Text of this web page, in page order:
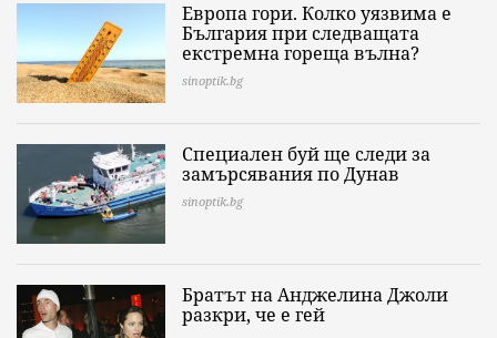
Европа гори. Колко уязвима е
България при следващата
екстремна гореща вълна?
sinoptik.bg
Специален буй ще следи за
замърсявания по Дунав
sinoptik.bg
Братът на Анджелина Джоли
разкри, че е гей